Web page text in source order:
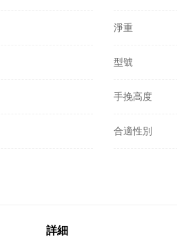
淨重
型號
手挽高度
合適性別
詳細